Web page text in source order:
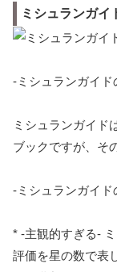
ミシュランガイ
-ミシュランガイド
ミシュランガイド
ブックですが、そ
-ミシュランガイド
* -主観的すぎる-
評価を星の数で表